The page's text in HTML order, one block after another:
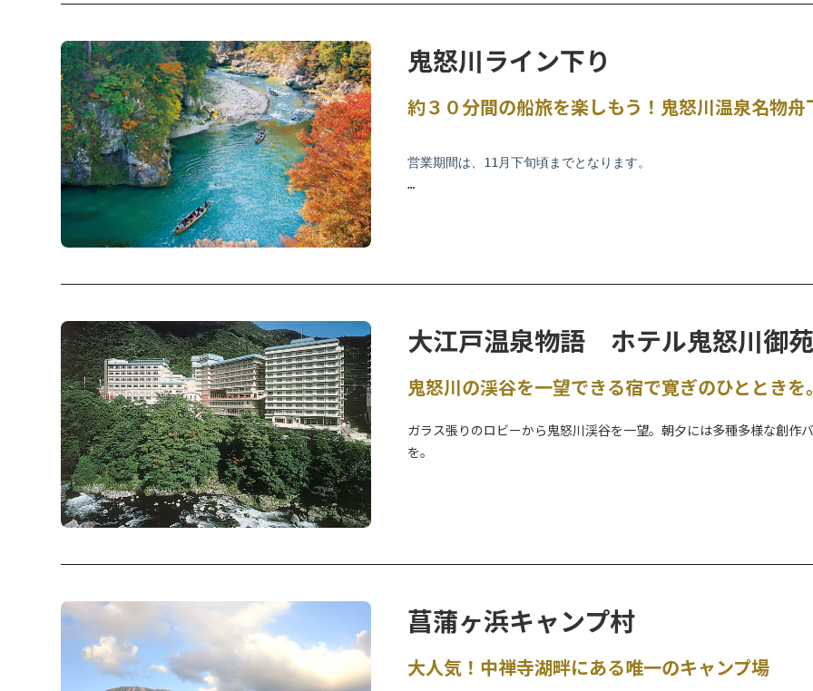
◆料金：一般参加 1名様 1,600円
※鬼怒川温泉魚のつかみどりin小原沢実行委員会が発行した割
お子様の付き添い等で入場される方 施設利用料 1名様200
※つかみ取りを行わない子供(小学生以下) 入場無料
◆注意事項：・魚はキャッチ&リリースです。捕獲後は指定の場所へ
・会場は自然の河川を利用しています。
濡れても良い服装(水着)・履物(ウォーターシューズ等)でお
※犬などペットはお断りさせていただきます。何卒、ご理解
▶川治温泉（男鹿川）でも開催！
鬼怒川ライン下り
約３０分間の船旅を楽しもう！鬼怒川温泉名物舟
営業期間は、11月下旬頃までとなります。
鬼怒川ライン下り | 大自然が創造した渓谷美の極みとして名高い
春には鮮やかなヤシオツツジに彩られ、夏には新緑が涼を運び、秋に
そんな四季折々の季節の変化が船旅に彩りをそえます。
大江戸温泉物語 ホテル鬼怒川御苑
鬼怒川の渓谷を一望できる宿で寛ぎのひとときを。
ガラス張りのロビーから鬼怒川渓谷を一望。朝夕には多種多様な創作
を。
菖蒲ヶ浜キャンプ村
大人気！中禅寺湖畔にある唯一のキャンプ場